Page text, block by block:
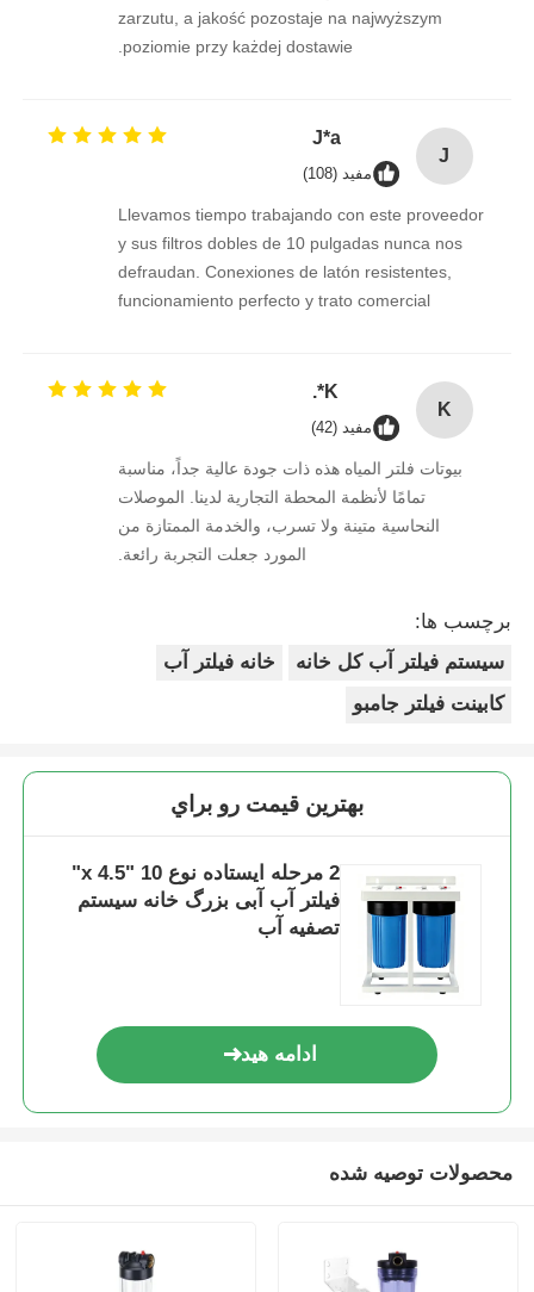
zarzutu, a jakość pozostaje na najwyższym
poziomie przy każdej dostawie.
J
J*a
مفید (108)
Llevamos tiempo trabajando con este proveedor
y sus filtros dobles de 10 pulgadas nunca nos
defraudan. Conexiones de latón resistentes,
funcionamiento perfecto y trato comercial
K
K*.
مفید (42)
بيوتات فلتر المياه هذه ذات جودة عالية جداً، مناسبة
تمامًا لأنظمة المحطة التجارية لدينا. الموصلات
النحاسية متينة ولا تسرب، والخدمة الممتازة من
المورد جعلت التجربة رائعة.
برچسب ها:
سیستم فیلتر آب کل خانه
خانه فیلتر آب
کابینت فیلتر جامبو
بهترين قيمت رو براي
2 مرحله ایستاده نوع 10 "x 4.5"
فیلتر آب آبی بزرگ خانه سیستم
تصفیه آب
ادامه هید
محصولات توصیه شده